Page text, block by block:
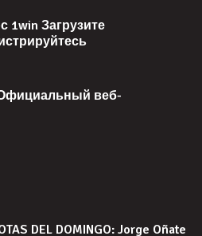
Загрузите
веб-
DEL DOMINGO: Jorge Oñate